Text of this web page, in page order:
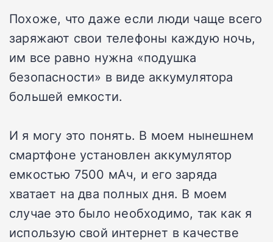
Похоже, что даже если люди чаще всего
заряжают свои телефоны каждую ночь,
им все равно нужна «подушка
безопасности» в виде аккумулятора
большей емкости.
И я могу это понять. В моем нынешнем
смартфоне установлен аккумулятор
емкостью 7500 мАч, и его заряда
хватает на два полных дня. В моем
случае это было необходимо, так как я
использую свой интернет в качестве